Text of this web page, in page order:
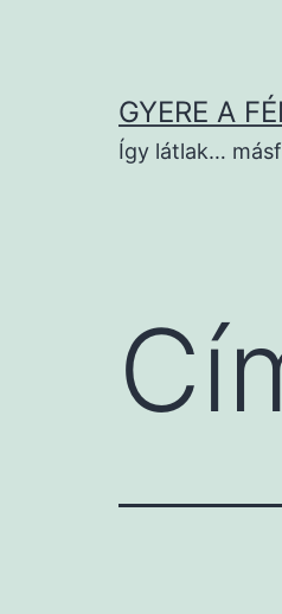
tartalomhozGYERE A
Így látlak…